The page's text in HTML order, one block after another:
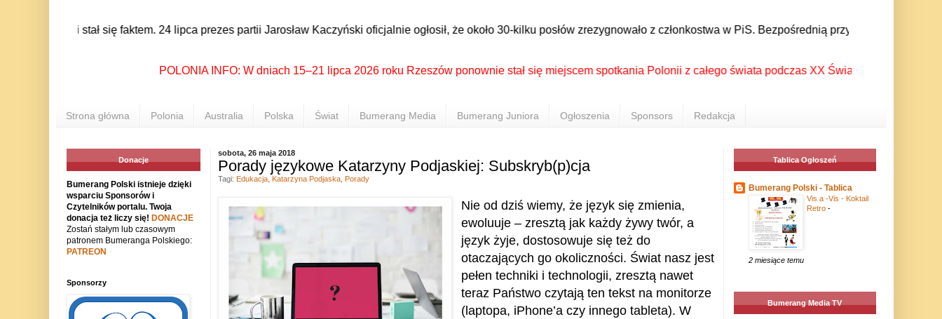
stał się faktem. 24 lipca prezes partii Jarosław Kaczyński oficjalnie ogłosił, że około 30-kilku posłów zrezygnowało z członkostwa w PiS. Bezpośrednią przyczyną rozpadu
POLONIA INFO: W dniach 15–21 lipca 2026 roku Rzeszów ponownie stał się miejscem spotkania Polonii z całego świata podczas XX Światowego
Strona główna Polonia Australia Polska Świat Bumerang Media Bumerang Juniora Ogłoszenia Sponsors Redakcja
sobota, 26 maja 2018
Porady językowe Katarzyny Podjaskiej: Subskryb(p)cja
Nie od dziś wiemy, że język się zmienia,
ewoluuje – zresztą jak każdy żywy twór, a
język żyje, dostosowuje się też do
otaczających go okoliczności. Świat nasz jest
pełen techniki i technologii, zresztą nawet
teraz Państwo czytają ten tekst na monitorze
(laptopa, iPhone’a czy innego tableta). W
Tagi: Edukacja, Katarzyna Podjaska, Porady
Donacje
Bumerang Polski istnieje dzięki
wsparciu Sponsorów i
Czytelników portalu. Twoja
donacja też liczy się! DONACJE
Zostań stałym lub czasowym
patronem Bumeranga Polskiego:
PATREON
Sponsorzy
Tablica Ogłoszeń
Bumerang Polski - Tablica
Vis a -Vis - Koktail
Retro -
2 miesiące temu
Bumerang Media TV